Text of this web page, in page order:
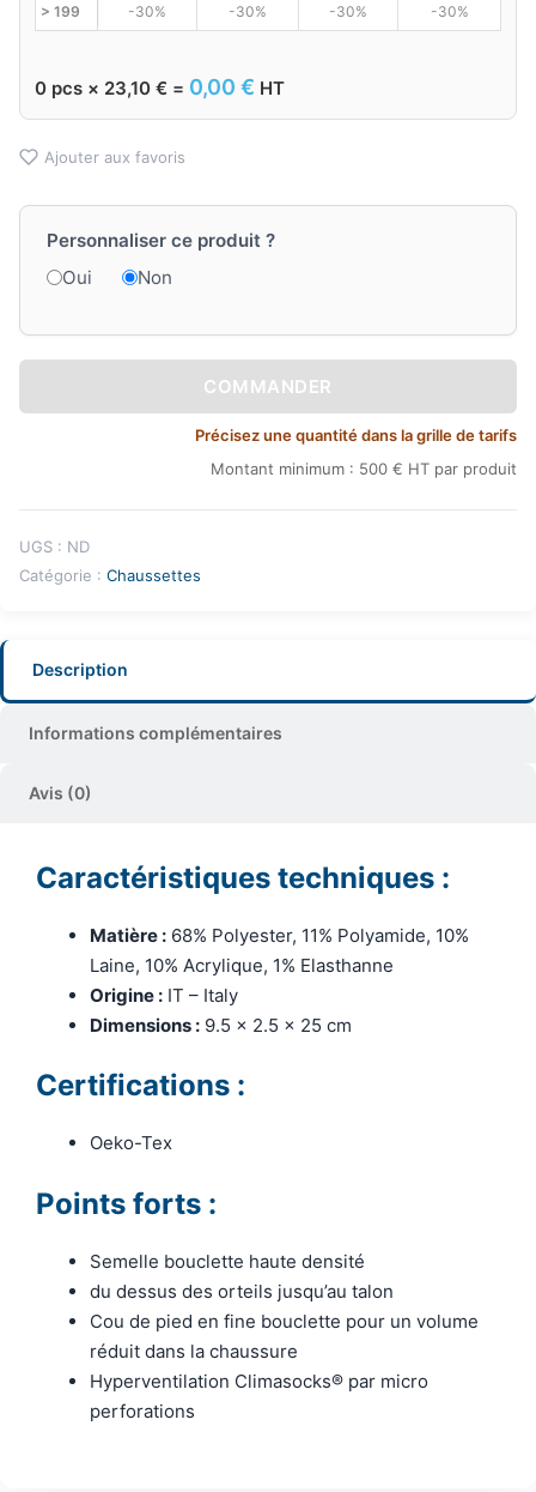
> 199 -30% -30% -30% -30%
0 pcs × 23,10 € = 0,00 € HT
Ajouter aux favoris
Personnaliser ce produit ?
Oui
Non
COMMANDER
Précisez une quantité dans la grille de tarifs
Montant minimum : 500 € HT par produit
UGS : ND
Catégorie : Chaussettes
Description
Informations complémentaires
Avis (0)
Caractéristiques techniques :
Matière : 68% Polyester, 11% Polyamide, 10%
Laine, 10% Acrylique, 1% Elasthanne
Origine : IT – Italy
Dimensions : 9.5 x 2.5 x 25 cm
Certifications :
Oeko-Tex
Points forts :
Semelle bouclette haute densité
du dessus des orteils jusqu’au talon
Cou de pied en fine bouclette pour un volume
réduit dans la chaussure
Hyperventilation Climasocks® par micro
perforations